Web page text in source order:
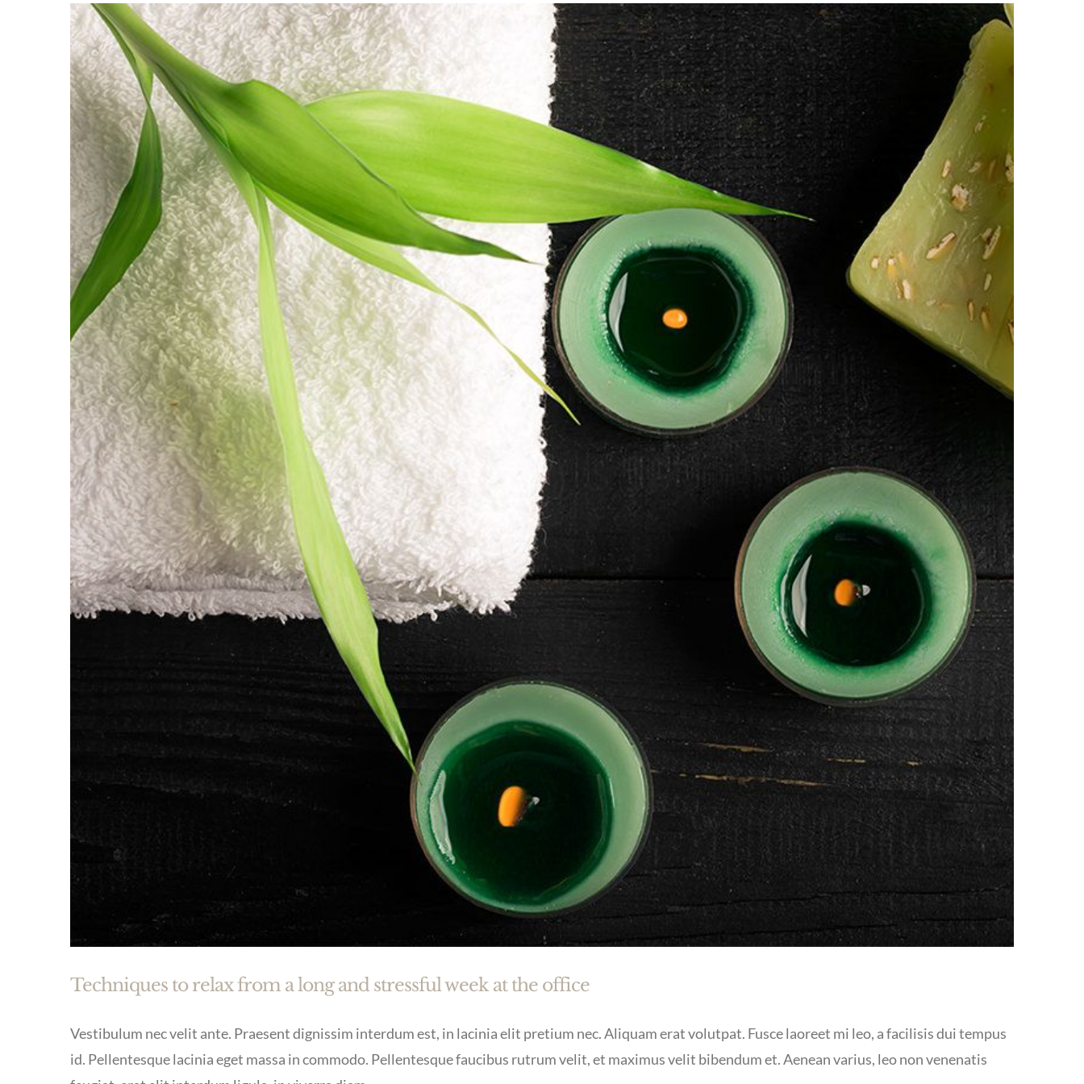
Techniques to relax from a long and stressful week at the office
Vestibulum nec velit ante. Praesent dignissim interdum est, in lacinia elit pretium nec. Aliquam erat volutpat. Fusce laoreet mi leo, a facilisis dui tempus
id. Pellentesque lacinia eget massa in commodo. Pellentesque faucibus rutrum velit, et maximus velit bibendum et. Aenean varius, leo non venenatis